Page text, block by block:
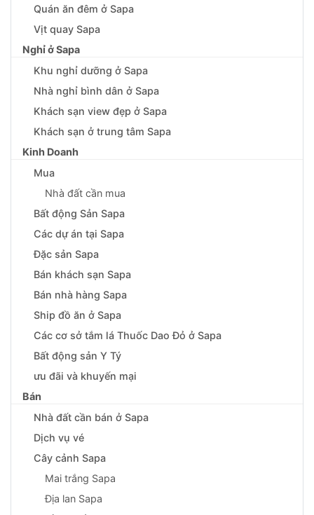
Quán ăn đêm ở Sapa
Vịt quay Sapa
Nghỉ ở Sapa
Khu nghỉ dưỡng ở Sapa
Nhà nghỉ bình dân ở Sapa
Khách sạn view đẹp ở Sapa
Khách sạn ở trung tâm Sapa
Kinh Doanh
Mua
Nhà đất cần mua
Bất động Sản Sapa
Các dự án tại Sapa
Đặc sản Sapa
Bán khách sạn Sapa
Bán nhà hàng Sapa
Ship đồ ăn ở Sapa
Các cơ sở tắm lá Thuốc Dao Đỏ ở Sapa
Bất động sản Y Tý
ưu đãi và khuyến mại
Bán
Nhà đất cần bán ở Sapa
Dịch vụ vé
Cây cảnh Sapa
Mai trắng Sapa
Địa lan Sapa